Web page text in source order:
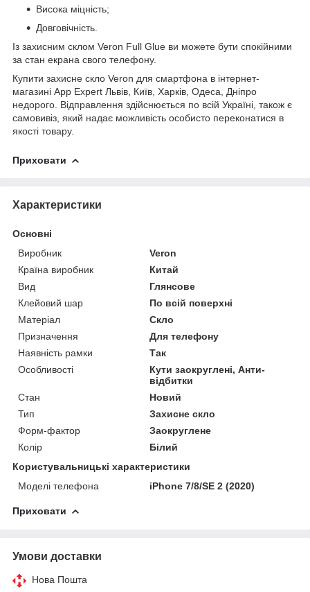
Висока міцність;
Довговічність.
Із захисним склом Veron Full Glue ви можете бути спокійними
за стан екрана свого телефону.
Купити захисне скло Veron для смартфона в інтернет-
магазині App Expert Львів, Київ, Харків, Одеса, Дніпро
недорого. Відправлення здійснюється по всій Україні, також є
самовивіз, який надає можливість особисто переконатися в
якості товару.
Приховати
Характеристики
Основні
Виробник
Veron
Країна виробник
Китай
Вид
Глянсове
Клейовий шар
По всій поверхні
Матеріал
Скло
Призначення
Для телефону
Наявність рамки
Так
Особливості
Кути заокруглені, Анти-
відбитки
Стан
Новий
Тип
Захисне скло
Форм-фактор
Заокруглене
Колір
Білий
Користувальницькі характеристики
Моделі телефона
iPhone 7/8/SE 2 (2020)
Приховати
Умови доставки
Нова Пошта